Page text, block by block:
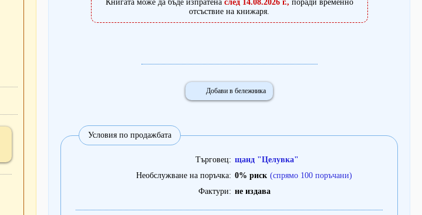
Книгата може да бъде изпратена след 14.08.2026 г., поради временно
отсъствие на книжаря.
Добави в бележника
Условия по продажбата
Търговец
щанд "Целувка"
Необслужване на поръчка
0% риск (спрямо 100 поръчани)
Фактури
не издава